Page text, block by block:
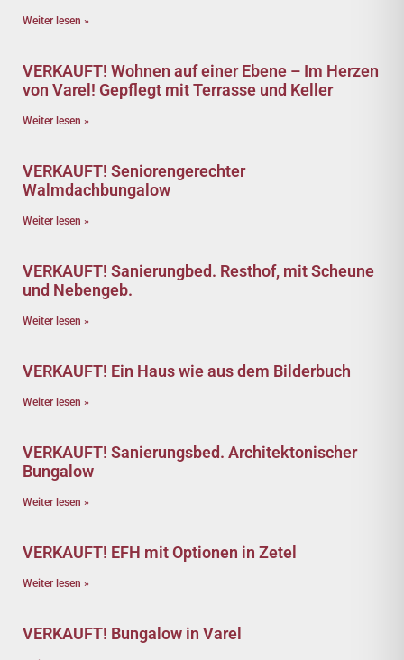
Weiter lesen »
VERKAUFT! Wohnen auf einer Ebene – Im Herzen
von Varel! Gepflegt mit Terrasse und Keller
Weiter lesen »
VERKAUFT! Seniorengerechter
Walmdachbungalow
Weiter lesen »
VERKAUFT! Sanierungbed. Resthof, mit Scheune
und Nebengeb.
Weiter lesen »
VERKAUFT! Ein Haus wie aus dem Bilderbuch
Weiter lesen »
VERKAUFT! Sanierungsbed. Architektonischer
Bungalow
Weiter lesen »
VERKAUFT! EFH mit Optionen in Zetel
Weiter lesen »
VERKAUFT! Bungalow in Varel